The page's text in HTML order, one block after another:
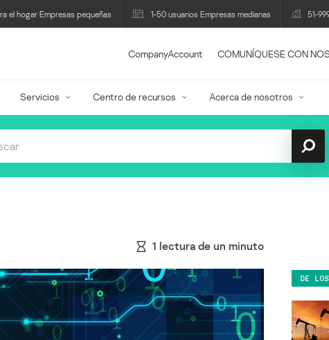
el hogar Empresas pequeñas 1-50 usuarios Empresas medianas 51-
CompanyAccount COMUNÍQUESE CON
Servicios Centro de recursos Acerca de nosotros
1 lectura de un minuto
DE